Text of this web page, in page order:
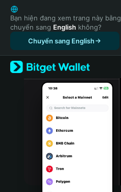
English
日本語
Tiếng Việt
Русский
Español (Latinoamérica)
Türkçe
Italiano
Português (Portugal)
Bahasa Indonesia
Bạn hiện đang xem trang này bằng
chuyển sang English không?
Chuyển sang English